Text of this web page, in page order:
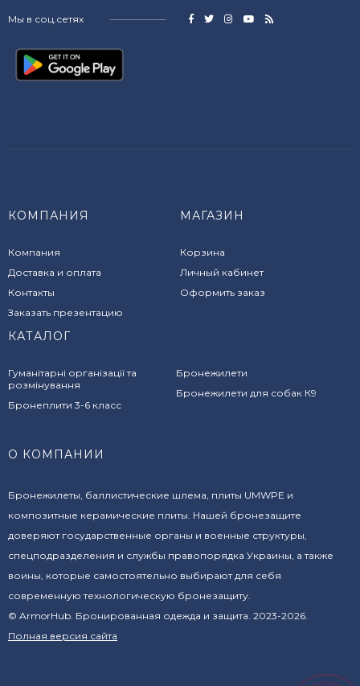
Мы в соц.сетях
КОМПАНИЯ
Компания
Доставка и оплата
Контакты
Заказать презентацию
МАГАЗИН
Корзина
Личный кабинет
Оформить заказ
КАТАЛОГ
Гуманітарні організації та
розмінування
Бронеплити 3-6 класс
Бронежилети
Бронежилети для собак К9
О КОМПАНИИ
Бронежилеты, баллистические шлема, плиты UMWPE и
композитные керамические плиты. Нашей бронезащите
доверяют государственные органы и военные структуры,
спецподразделения и службы правопорядка Украины, а также
воины, которые самостоятельно выбирают для себя
современную технологическую бронезащиту.
© ArmorHub. Бронированная одежда и защита. 2023-2026.
Полная версия сайта